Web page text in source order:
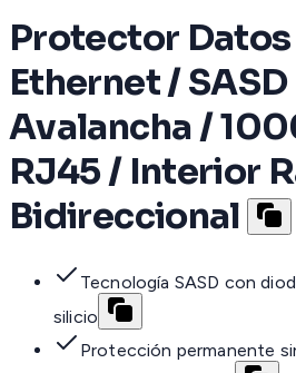
Protector
Ethernet /
Avalancha /
RJ45 / Interior
Bidireccional
Tecnología SASD con
silicio
Protección permanente